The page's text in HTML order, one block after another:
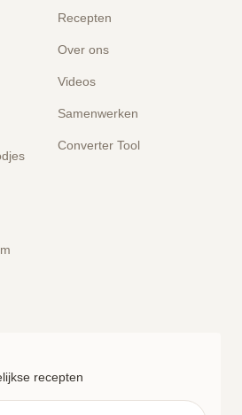
Recepten
Over ons
Videos
Samenwerken
Converter Tool
recepten